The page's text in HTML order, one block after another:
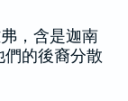
， 含是迦南
們的後裔分散